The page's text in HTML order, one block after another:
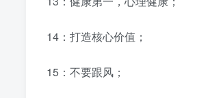
14：打造核心价值；
15：不要跟风；